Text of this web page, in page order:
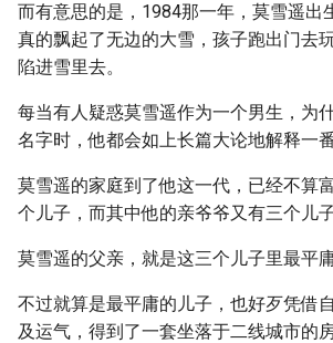
而有意思的是，1984那一年，莫雪遥出
真的飘起了无边的大雪，孩子跑出门去
陷进雪里去。
每当有人疑惑莫雪遥作为一个男生，为
名字时，他都会如上长篇大论地解释一番
莫雪遥的家庭到了他这一代，已经不算
个儿子，而其中他的亲爷爷又有三个儿子
莫雪遥的父亲，就是这三个儿子里最平庸
不过就算是最平庸的儿子，也好歹凭借
及运气，得到了一套坐落于二线城市的房